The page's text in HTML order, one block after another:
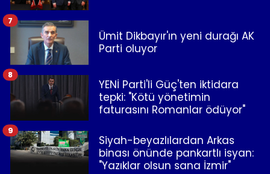
Ümit Dikbayır'ın yeni durağı AK
Parti oluyor
7
YENİ Parti'li Güç'ten iktidara
tepki: "Kötü yönetimin
faturasını Romanlar ödüyor"
8
Siyah-beyazlılardan Arkas
binası önünde pankartlı isyan:
"Yazıklar olsun sana İzmir"
9